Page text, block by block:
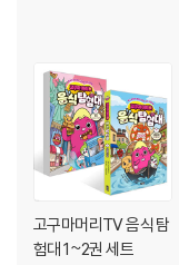
고구마머리TV 음식 탐
험대 1~2권 세트